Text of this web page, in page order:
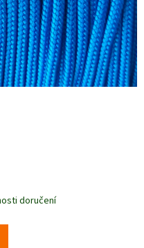
doručení